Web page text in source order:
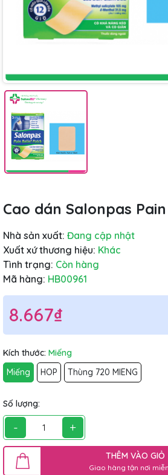
Cao dán Salonpas
Nhà sản xuất: Đang cập nhật
Xuất xứ thương hiệu: Khác
Tình trạng: Còn hàng
Mã hàng: HB00961
8.667₫
Kích thước: Miếng
Miếng
HOP Thùng 720 MIENG
Số lượng:
- +
THÊM VÀO GIỎ
Giao hàng tận nơi